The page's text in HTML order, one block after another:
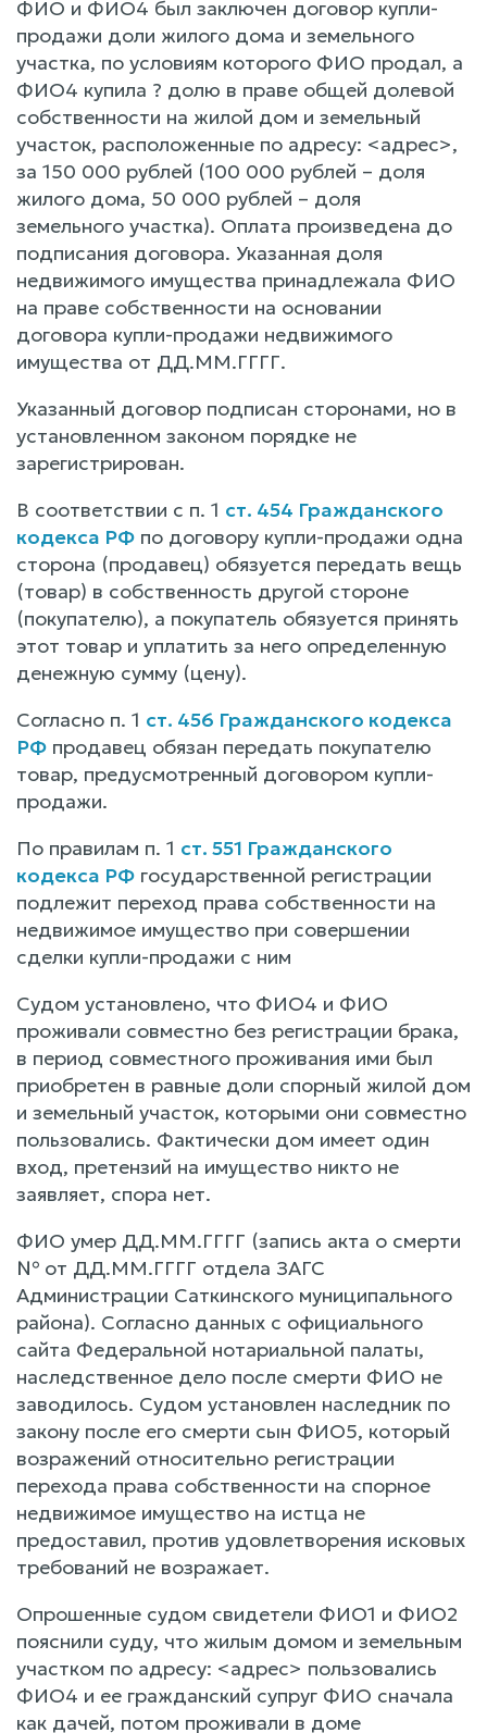
ФИО и ФИО4 был заключен договор купли-
продажи доли жилого дома и земельного
участка, по условиям которого ФИО продал, а
ФИО4 купила ? долю в праве общей долевой
собственности на жилой дом и земельный
участок, расположенные по адресу: <адрес>,
за 150 000 рублей (100 000 рублей – доля
жилого дома, 50 000 рублей – доля
земельного участка). Оплата произведена до
подписания договора. Указанная доля
недвижимого имущества принадлежала ФИО
на праве собственности на основании
договора купли-продажи недвижимого
имущества от ДД.ММ.ГГГГ.
Указанный договор подписан сторонами, но в
установленном законом порядке не
зарегистрирован.
В соответствии с п. 1 ст. 454 Гражданского
кодекса РФ по договору купли-продажи одна
сторона (продавец) обязуется передать вещь
(товар) в собственность другой стороне
(покупателю), а покупатель обязуется принять
этот товар и уплатить за него определенную
денежную сумму (цену).
Согласно п. 1 ст. 456 Гражданского кодекса
РФ продавец обязан передать покупателю
товар, предусмотренный договором купли-
продажи.
По правилам п. 1 ст. 551 Гражданского
кодекса РФ государственной регистрации
подлежит переход права собственности на
недвижимое имущество при совершении
сделки купли-продажи с ним
Судом установлено, что ФИО4 и ФИО
проживали совместно без регистрации брака,
в период совместного проживания ими был
приобретен в равные доли спорный жилой дом
и земельный участок, которыми они совместно
пользовались. Фактически дом имеет один
вход, претензий на имущество никто не
заявляет, спора нет.
ФИО умер ДД.ММ.ГГГГ (запись акта о смерти
№ от ДД.ММ.ГГГГ отдела ЗАГС
Администрации Саткинского муниципального
района). Согласно данных с официального
сайта Федеральной нотариальной палаты,
наследственное дело после смерти ФИО не
заводилось. Судом установлен наследник по
закону после его смерти сын ФИО5, который
возражений относительно регистрации
перехода права собственности на спорное
недвижимое имущество на истца не
предоставил, против удовлетворения исковых
требований не возражает.
Опрошенные судом свидетели ФИО1 и ФИО2
пояснили суду, что жилым домом и земельным
участком по адресу: <адрес> пользовались
ФИО4 и ее гражданский супруг ФИО сначала
как дачей, потом проживали в доме